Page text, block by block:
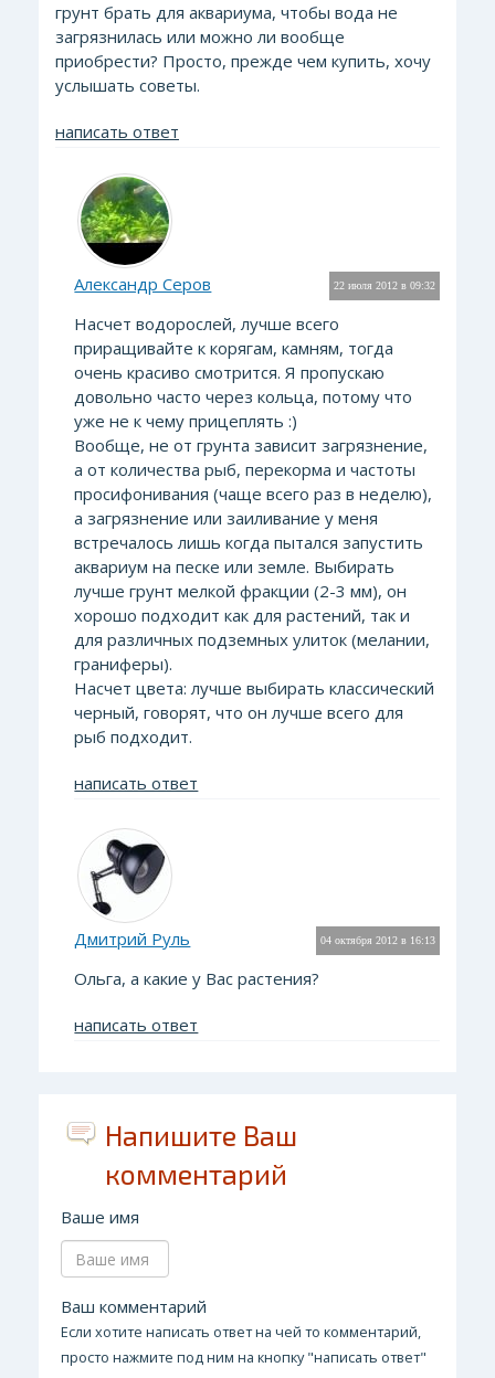
грунт брать для аквариума, чтобы вода не
загрязнилась или можно ли вообще
приобрести? Просто, прежде чем купить, хочу
услышать советы.
написать ответ
22 июля 2012 в 09:32
Александр Серов
Насчет водорослей, лучше всего
приращивайте к корягам, камням, тогда
очень красиво смотрится. Я пропускаю
довольно часто через кольца, потому что
уже не к чему прицеплять :)
Вообще, не от грунта зависит загрязнение,
а от количества рыб, перекорма и частоты
просифонивания (чаще всего раз в неделю),
а загрязнение или заиливание у меня
встречалось лишь когда пытался запустить
аквариум на песке или земле. Выбирать
лучше грунт мелкой фракции (2-3 мм), он
хорошо подходит как для растений, так и
для различных подземных улиток (мелании,
граниферы).
Насчет цвета: лучше выбирать классический
черный, говорят, что он лучше всего для
рыб подходит.
написать ответ
04 октября 2012 в 16:13
Дмитрий Руль
Ольга, а какие у Вас растения?
написать ответ
Напишите Ваш
комментарий
Ваше имя
Ваш комментарий
Если хотите написать ответ на чей то комментарий,
просто нажмите под ним на кнопку "написать ответ"